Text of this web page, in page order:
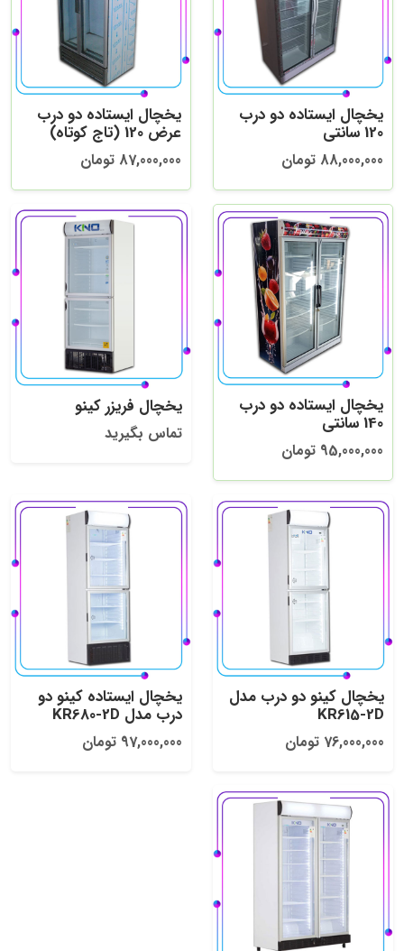
یخچال ایستاده دو درب
120 سانتی
88,000,000 تومان
یخچال ایستاده دو درب
عرض 120 (تاج کوتاه)
87,000,000 تومان
یخچال ایستاده دو درب
140 سانتی
95,000,000 تومان
یخچال فریزر کینو
تماس بگیرید
یخچال کینو دو درب مدل
KR615-2D
76,000,000 تومان
یخچال ایستاده کینو دو
درب مدل KR680-2D
97,000,000 تومان